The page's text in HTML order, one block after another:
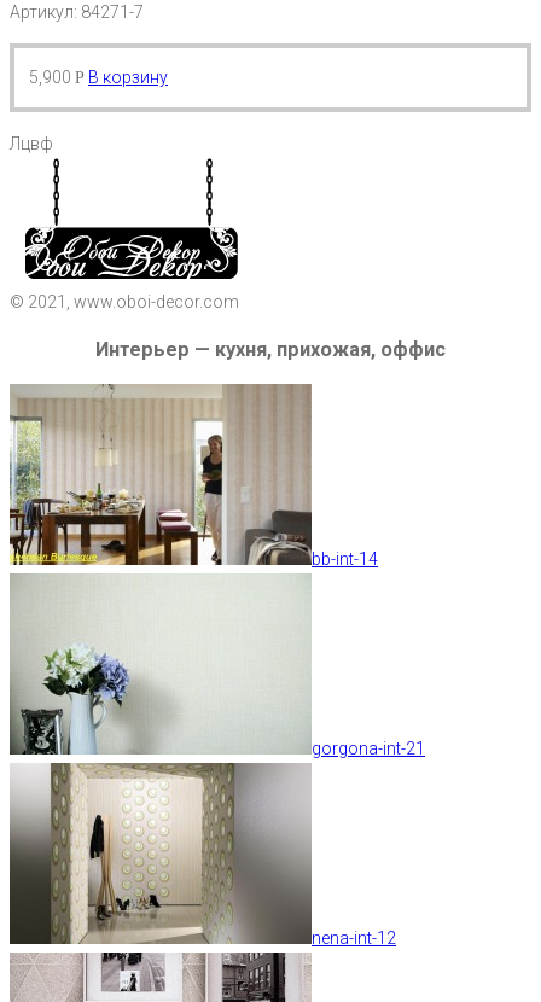
Артикул: 84271-7
5,900 Р В корзину
Лцвф
© 2021, www.oboi-decor.com
Интерьер — кухня, прихожая, оффис
bb-int-14
gorgona-int-21
nena-int-12